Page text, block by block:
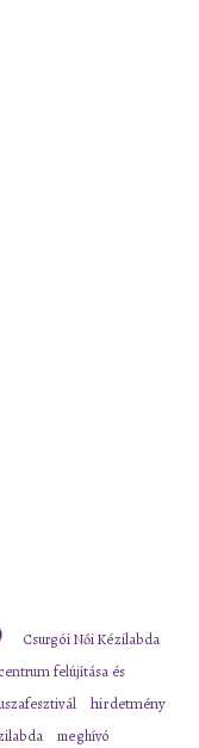
Csurgói Női Kézilabda
felújítása és
hirdetmény
meghívó